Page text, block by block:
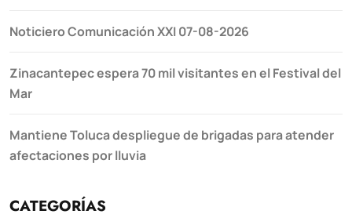
Noticiero Comunicación XXI 07-08-2026
Zinacantepec espera 70 mil visitantes en el Festival del
Mar
Mantiene Toluca despliegue de brigadas para atender
afectaciones por lluvia
CATEGORÍAS